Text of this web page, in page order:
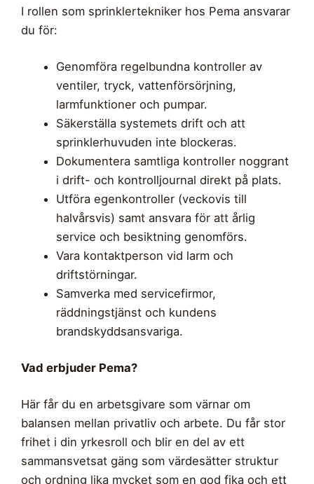
I rollen som sprinklertekniker hos Pema ansvarar
du för:
Genomföra regelbundna kontroller av
ventiler, tryck, vattenförsörjning,
larmfunktioner och pumpar.
Säkerställa systemets drift och att
sprinklerhuvuden inte blockeras.
Dokumentera samtliga kontroller noggrant
i drift- och kontrolljournal direkt på plats.
Utföra egenkontroller (veckovis till
halvårsvis) samt ansvara för att årlig
service och besiktning genomförs.
Vara kontaktperson vid larm och
driftstörningar.
Samverka med servicefirmor,
räddningstjänst och kundens
brandskyddsansvariga.
Vad erbjuder Pema?
Här får du en arbetsgivare som värnar om
balansen mellan privatliv och arbete. Du får stor
frihet i din yrkesroll och blir en del av ett
sammansvetsat gäng som värdesätter struktur
och ordning lika mycket som en god fika och ett